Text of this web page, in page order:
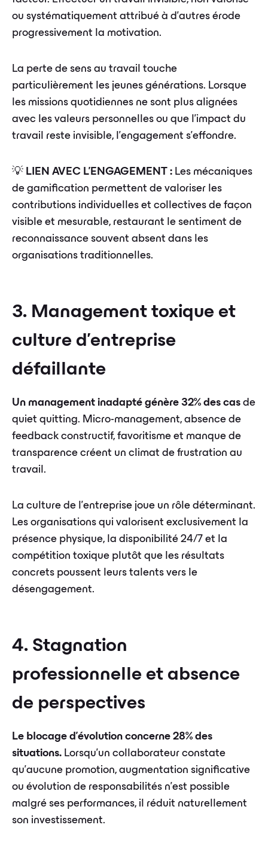
ou systématiquement attribué à d'autres érode
progressivement la motivation.
La perte de sens au travail touche
particulièrement les jeunes générations. Lorsque
les missions quotidiennes ne sont plus alignées
avec les valeurs personnelles ou que l'impact du
travail reste invisible, l'engagement s'effondre.
💡 LIEN AVEC L'ENGAGEMENT : Les mécaniques
de gamification permettent de valoriser les
contributions individuelles et collectives de façon
visible et mesurable, restaurant le sentiment de
reconnaissance souvent absent dans les
organisations traditionnelles.
3. Management toxique et
culture d'entreprise
défaillante
Un management inadapté génère 32% des cas de
quiet quitting. Micro-management, absence de
feedback constructif, favoritisme et manque de
transparence créent un climat de frustration au
travail.
La culture de l'entreprise joue un rôle déterminant.
Les organisations qui valorisent exclusivement la
présence physique, la disponibilité 24/7 et la
compétition toxique plutôt que les résultats
concrets poussent leurs talents vers le
désengagement.
4. Stagnation
professionnelle et absence
de perspectives
Le blocage d'évolution concerne 28% des
situations. Lorsqu'un collaborateur constate
qu'aucune promotion, augmentation significative
ou évolution de responsabilités n'est possible
malgré ses performances, il réduit naturellement
son investissement.